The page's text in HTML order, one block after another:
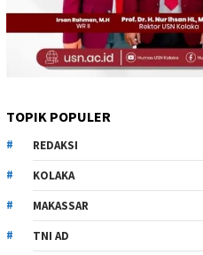
TOPIK POPULER
REDAKSI
KOLAKA
MAKASSAR
TNI AD